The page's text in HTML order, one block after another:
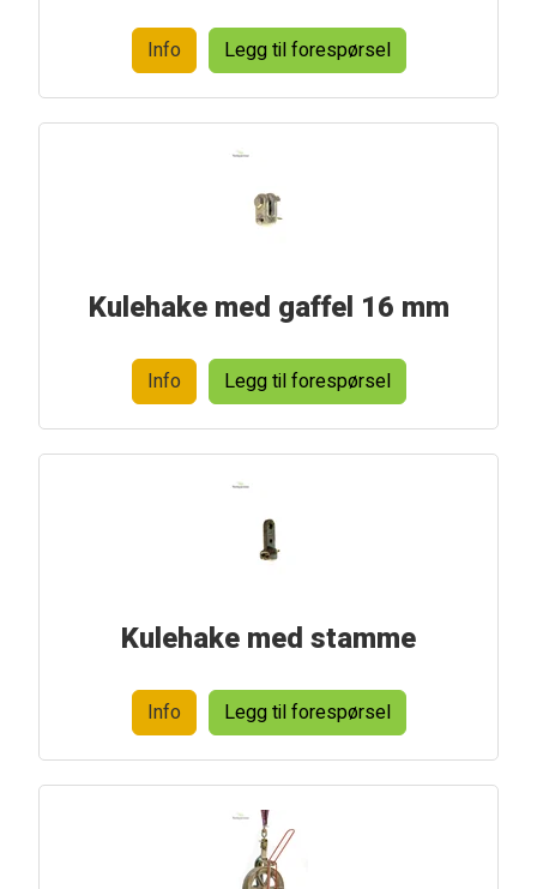
Info Legg til forespørsel
Kulehake med gaffel 16 mm
Info Legg til forespørsel
Kulehake med stamme
Info Legg til forespørsel